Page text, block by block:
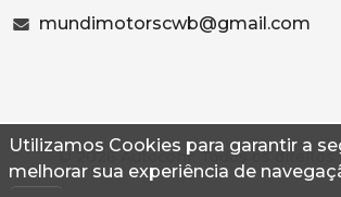
Utilizamos Cookies para garantir a
melhorar sua experiência de
mundimotorscwb@gmail.com
© 2026 Autoconf. Todos os direitos